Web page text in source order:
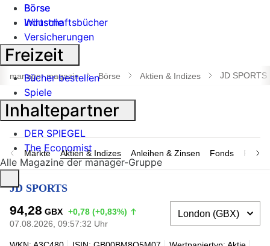
Börse
Industrie
Suche
öffnen
manager magazin Börse Aktien & Indizes JD SPORTS
Märkte Aktien & Indizes Anleihen & Zinsen Fonds
JD SPORTS
94,28 GBX +0,78 (+0,83%)
07.08.2026, 09:57:32 Uhr
Börse
Wirtschaftsbücher
Versicherungen
Freizeit
Bücher bestellen
Spiele
Inhaltepartner
DER SPIEGEL
The Economist
Alle Magazine der manager-Gruppe